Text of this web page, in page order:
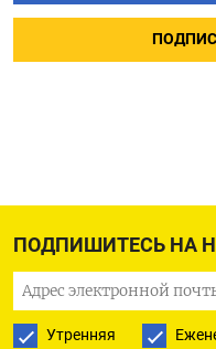
ПОДПИШИТЕСЬ НА
Утренняя